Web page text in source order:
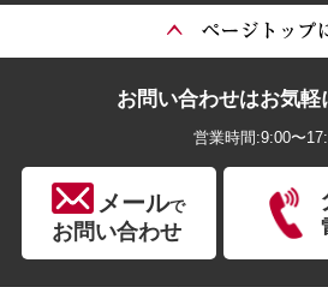
お問い合わせはお気軽
営業時間:9:00〜
メールで
お問い合わせ